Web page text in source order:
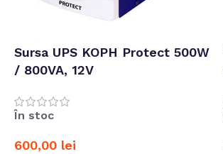
Sursa UPS KOPH Protect 500W
/ 800VA, 12V
În stoc
600,00 lei